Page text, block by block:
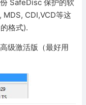
SafeDisc 保护的软
MDS, CDI,VCD等这
格式).
级激活版（最好用